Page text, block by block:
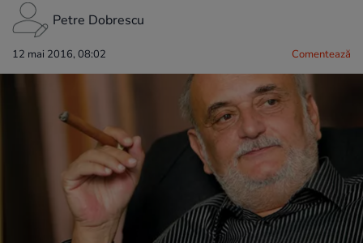
Petre Dobrescu
12 mai 2016, 08:02 Comentează